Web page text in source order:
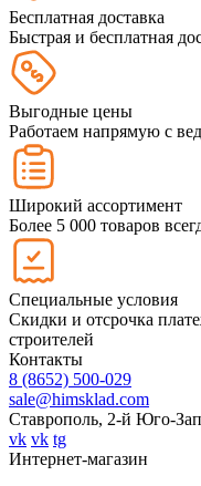
Бесплатная доставка
Быстрая и бесплатная
Выгодные цены
Работаем напрямую с
Широкий ассортимент
Более 5 000 товаров
Специальные условия
Скидки и отсрочка
строителей
Контакты
8 (8652) 500-029
sale@himsklad.com
Ставрополь, 2-й Юго-
vk vk tg
Интернет-магазин